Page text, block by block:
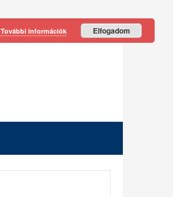
További információk Elfogadom